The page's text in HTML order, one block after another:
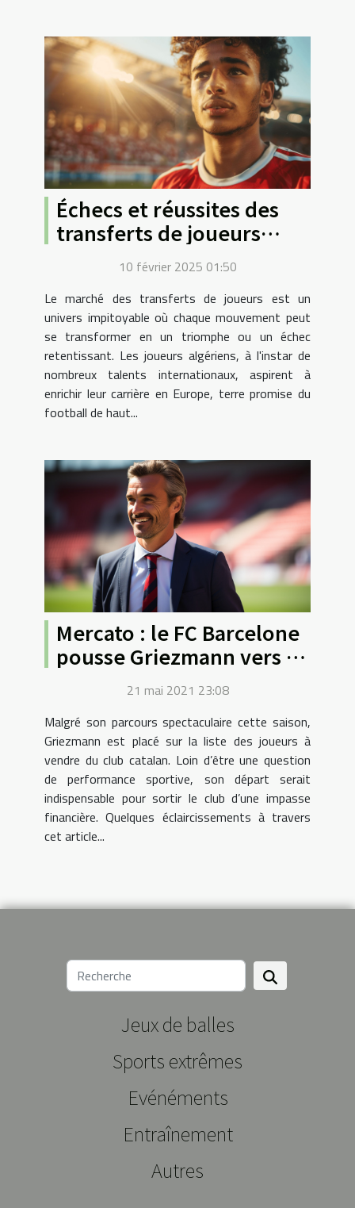
Échecs et réussites des
transferts de joueurs
algériens en Europe
10 février 2025 01:50
Le marché des transferts de joueurs est un
univers impitoyable où chaque mouvement peut
se transformer en un triomphe ou un échec
retentissant. Les joueurs algériens, à l'instar de
nombreux talents internationaux, aspirent à
enrichir leur carrière en Europe, terre promise du
football de haut...
Mercato : le FC Barcelone
pousse Griezmann vers la
porte de sortie
21 mai 2021 23:08
Malgré son parcours spectaculaire cette saison,
Griezmann est placé sur la liste des joueurs à
vendre du club catalan. Loin d’être une question
de performance sportive, son départ serait
indispensable pour sortir le club d’une impasse
financière. Quelques éclaircissements à travers
cet article...
Jeux de balles
Sports extrêmes
Evénéments
Entraînement
Autres